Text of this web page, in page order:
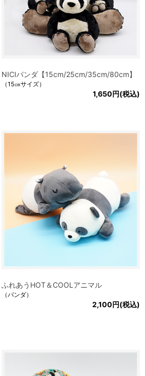
NICIパンダ【15cm/25cm/35cm/80cm】
（15㎝サイズ）
1,650円(税込)
ふれあうHOT＆COOLアニマル
（パンダ）
2,100円(税込)